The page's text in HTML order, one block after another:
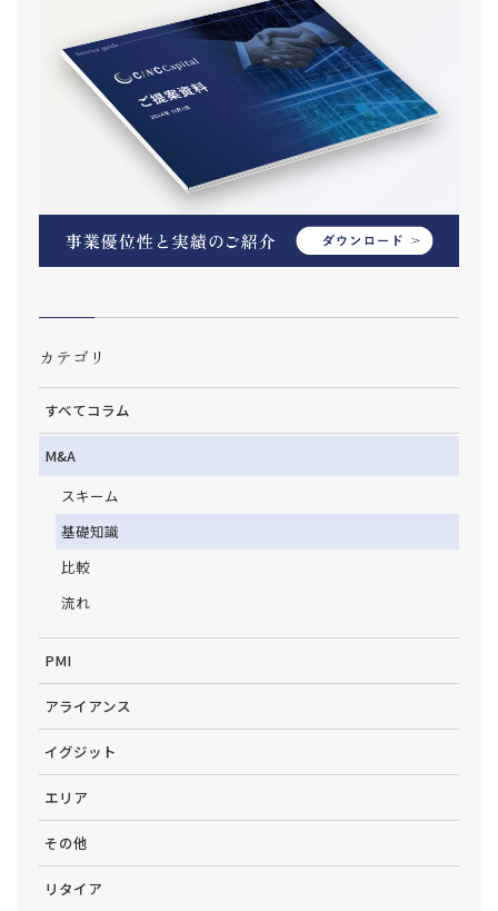
カテゴリ
すべてコラム
M&A
スキーム
基礎知識
比較
流れ
PMI
アライアンス
イグジット
エリア
その他
リタイア